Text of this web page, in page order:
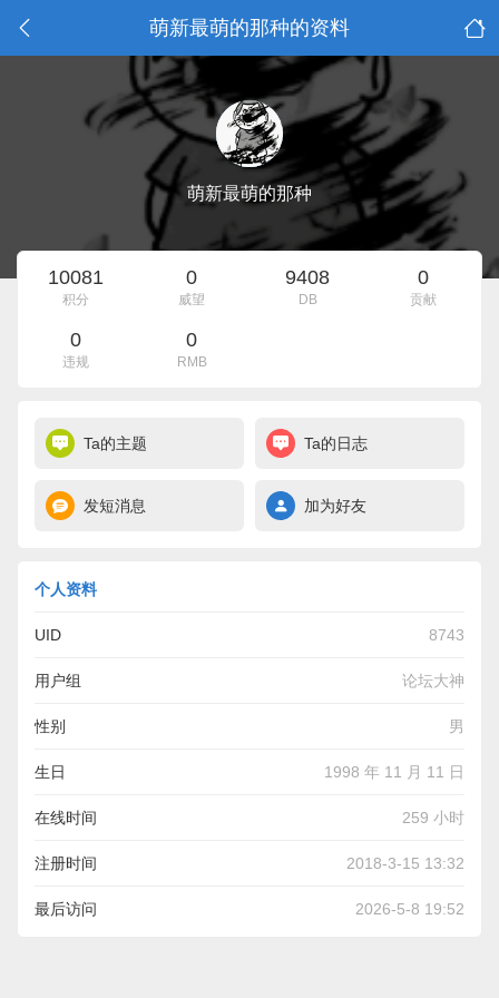
萌新最萌的那种的资料
萌新最萌的那种
10081
积分
0
威望
9408
DB
0
贡献
0
违规
0
RMB
Ta的主题 Ta的日志
发短消息 加为好友
个人资料
UID 8743
用户组 论坛大神
性别 男
生日 1998 年 11 月 11 日
在线时间 259 小时
注册时间 2018-3-15 13:32
最后访问 2026-5-8 19:52